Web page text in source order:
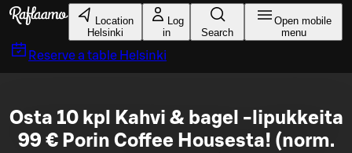
Skip to main content
Location
Helsinki
Log
in
Search
Open mobile
menu
Reserve a table Helsinki
Osta 10 kpl Kahvi & bagel -lipukkeita
99 € Porin Coffee Housesta! (norm.